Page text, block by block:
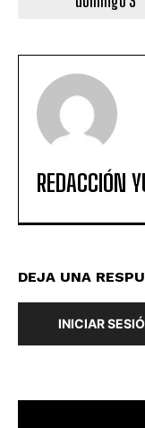
REDACCIÓN
DEJA UNA
INICIAR